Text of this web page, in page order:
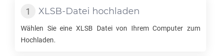
XLSB-Datei hochladen
Wählen Sie eine XLSB Datei von Ihrem Computer zum
Hochladen.